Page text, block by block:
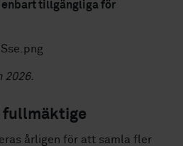
tillgängliga för
2026.
fullmäktige
årligen för att samla fler